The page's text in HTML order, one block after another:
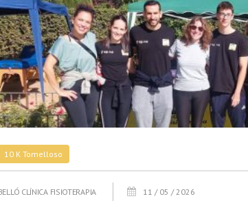
10 K Tomelloso
CLÍNICA FISIOTERAPIA 11 / 05 / 2026